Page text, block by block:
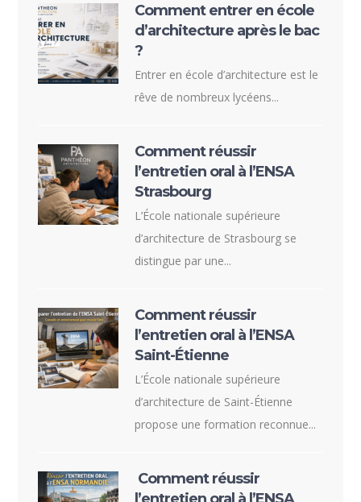
Comment entrer en école
d’architecture après le bac
?
Entrer en école d’architecture est le
rêve de nombreux lycéens...
Comment réussir
l’entretien oral à l’ENSA
Strasbourg
L’École nationale supérieure
d’architecture de Strasbourg se
distingue par une...
Comment réussir
l’entretien oral à l’ENSA
Saint-Étienne
L’École nationale supérieure
d’architecture de Saint-Étienne
propose une formation reconnue...
Comment réussir
l’entretien oral à l’ENSA